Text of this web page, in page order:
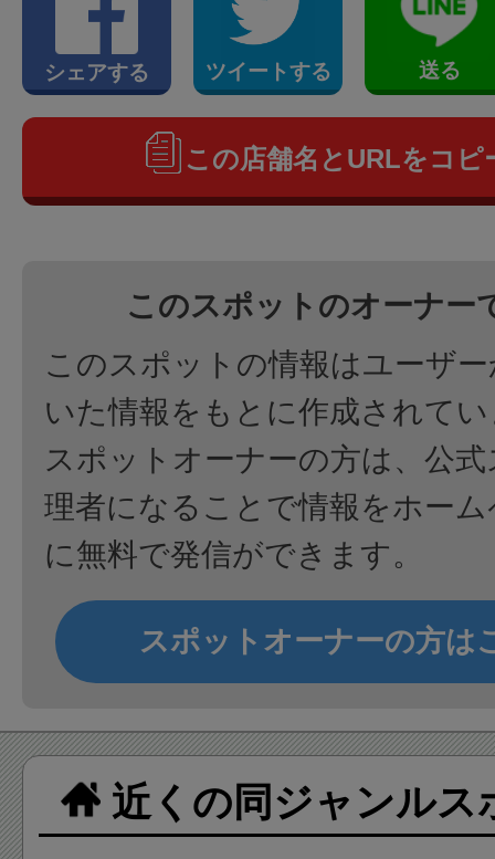
シェアする ツイートする 送る
この店舗名とURLをコピ
このスポットのオーナー
このスポットの情報はユーザ
いた情報をもとに作成されて
スポットオーナーの方は、公
理者になることで情報をホー
に無料で発信ができます。
スポットオーナーの方は
近くの同ジャンルス